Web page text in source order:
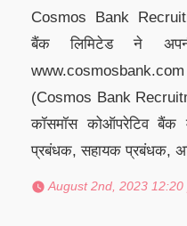
Cosmos Bank
बैंक लिमिटेड ने
(Cosmos Bank
कॉसमॉस कोऑपरेटिव बैंक में
प्रबंधक, सहायक प्रबंधक,
August 2nd, 2023 12:20